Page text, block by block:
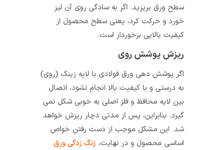
سطح ورق بریزید. اگر به سادگی روی آن لیز
خورد و حرکت کرد، یعنی سطح محصول از
کیفیت بالایی برخوردار است.
ریزش پوشش روی
اگر پوشش دهی ورق فولادی با لایه زینک (روی)
به درستی و با کیفیت بالا انجام نشود، اتصال
بین لایه محافظ و فلز اصلی به خوبی شکل نمی
گیرد. بنابراین، پس از مدتی دچار ریزش خواهد
شد. این مشکل موجب از دست رفتن خواص
اساسی محصول و در نهایت،زنگ زدگی ورق